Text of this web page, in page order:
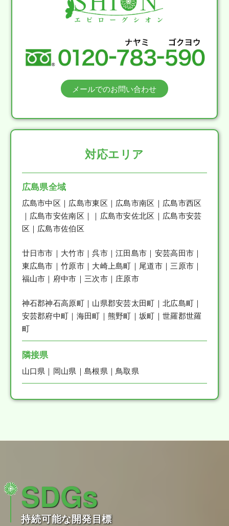
メールでのお問い合わせ
対応エリア
広島県全域
広島市中区｜広島市東区｜広島市南区｜広島市西区
｜広島市安佐南区｜｜広島市安佐北区｜広島市安芸
区｜広島市佐伯区
廿日市市｜大竹市｜呉市｜江田島市｜安芸高田市｜
東広島市｜竹原市｜大崎上島町｜尾道市｜三原市｜
福山市｜府中市｜三次市｜庄原市
神石郡神石高原町｜山県郡安芸太田町｜北広島町｜
安芸郡府中町｜海田町｜熊野町｜坂町｜世羅郡世羅
町
隣接県
山口県｜岡山県｜島根県｜鳥取県
SDGs
持続可能な開発目標